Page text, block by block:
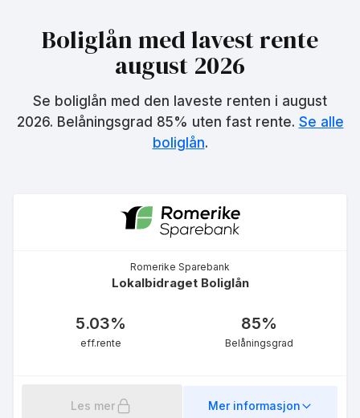
Boliglån med lavest rente
august 2026
Se boliglån med den laveste renten i august
2026. Belåningsgrad 85% uten fast rente. Se alle
boliglån.
Romerike Sparebank
Lokalbidraget Boliglån
5.03%
eff.rente
85%
Belåningsgrad
Les mer Mer informasjon